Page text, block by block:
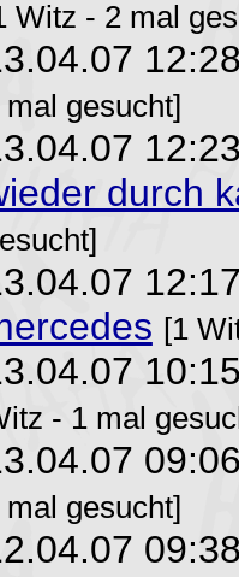
Witz - 2 mal
mal gesucht]
durch
[1
- 1 mal
mal gesucht]